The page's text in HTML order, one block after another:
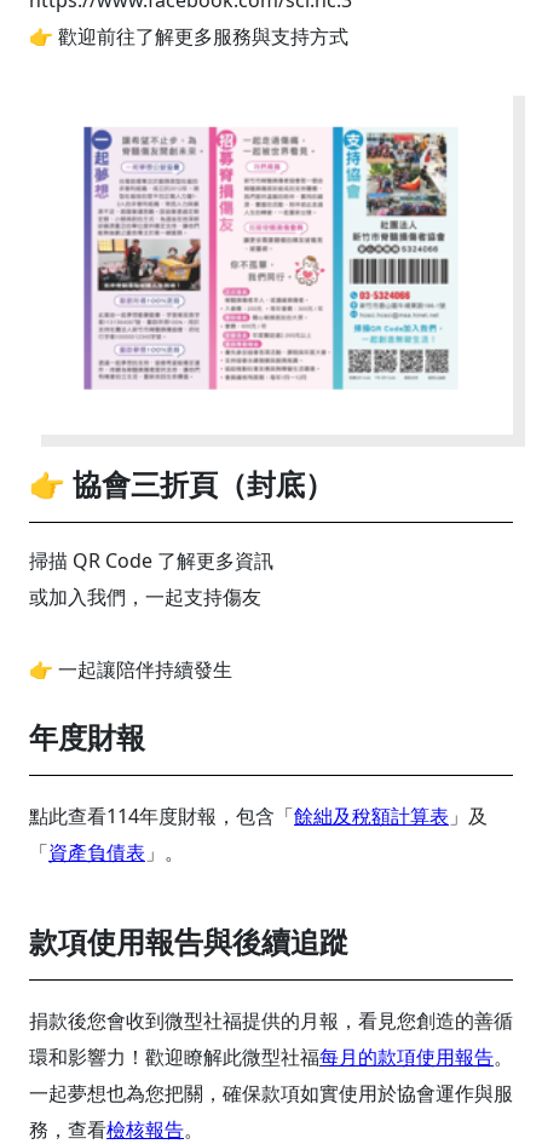
👉 歡迎前往了解更多服務與支持方式
👉 協會三折頁（封底）
掃描 QR Code 了解更多資訊
或加入我們，一起支持傷友
👉 一起讓陪伴持續發生
年度財報
點此查看114年度財報，包含「餘絀及稅額計算表 」及
「資產負債表 」。
款項使用報告與後續追蹤
捐款後您會收到微型社福提供的月報，看見您創造的善循
環和影響力！歡迎瞭解此微型社福每月的款項使用報告。
一起夢想也為您把關，確保款項如實使用於協會運作與服
務，查看檢核報告。